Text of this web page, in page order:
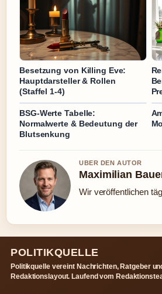
Besetzung von Killing Eve:
Hauptdarsteller & Rollen
(Staffel 1-4)
BSG-Werte Tabelle:
Normalwerte & Bedeutung der
Blutsenkung
UBER DEN AUTOR
Maximilian
Wir veröffentlichen
POLITIKQUELLE
Politikquelle vereint Nachrichten, Ratgeber
Redaktionslayout. Laufend vom